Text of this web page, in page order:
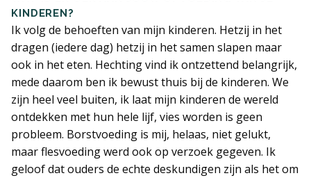
KINDEREN?
Ik volg de behoeften van mijn kinderen. Hetzij in het
dragen (iedere dag) hetzij in het samen slapen maar
ook in het eten. Hechting vind ik ontzettend belangrijk,
mede daarom ben ik bewust thuis bij de kinderen. We
zijn heel veel buiten, ik laat mijn kinderen de wereld
ontdekken met hun hele lijf, vies worden is geen
probleem. Borstvoeding is mij, helaas, niet gelukt,
maar flesvoeding werd ook op verzoek gegeven. Ik
geloof dat ouders de echte deskundigen zijn als het om